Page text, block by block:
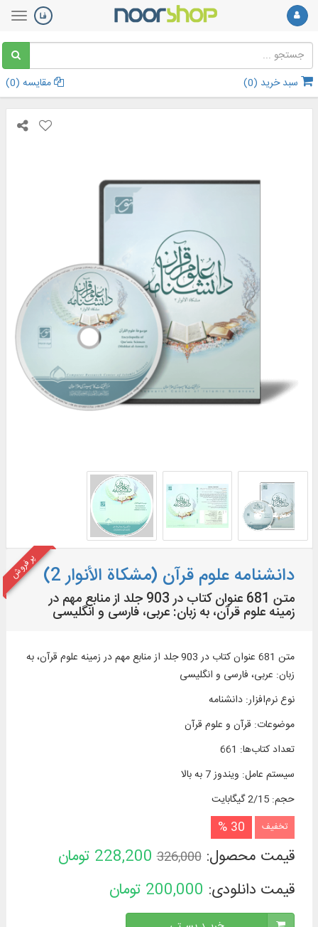
سبد خرید (0
) مقایسه (0
)
پر فروش دانشنامه علوم قرآن (مشکاة الأنوار 2)
متن 681 عنوان کتاب در 903 جلد از منابع مهم در
زمينه علوم قرآن، به زبان: عربی، فارسی و انگلیسی
متن 681 عنوان کتاب در 903 جلد از منابع مهم در زمينه علوم قرآن، به
زبان: عربی، فارسی و انگلیسی
نوع نرم‌افزار:دانشنامه
موضوعات: قرآن و علوم قرآن
تعداد کتاب‌ها:
661
سیستم عامل: ویندوز 7 به بالا
حجم:2/15 گیگابایت
تخفیف 30 %
قیمت محصول:326,000
228,200 تومان
قیمت دانلودی: 200,000 تومان